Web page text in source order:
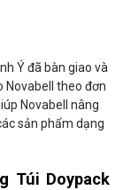
Ý đã bàn giao và
Novabell theo đơn
Novabell nâng
sản phẩm dạng
Túi Doypack